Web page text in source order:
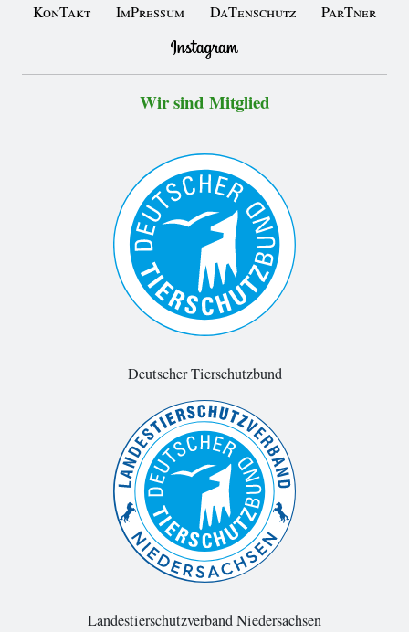
KonTakt ImPressum DaTenschutz ParTner
Wir sind Mitglied
Deutscher Tierschutzbund
Landestierschutzverband Niedersachsen